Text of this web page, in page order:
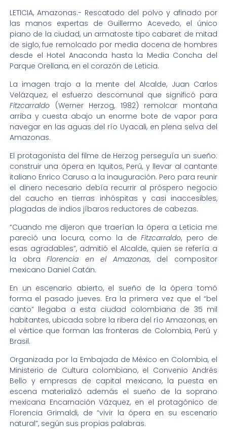
LETICIA, Amazonas.- Rescatado del polvo y afinado por
las manos expertas de Guillermo Acevedo, el único
piano de la ciudad, un armatoste tipo cabaret de mitad
de siglo, fue remolcado por media docena de hombres
desde el Hotel Anaconda hasta la Media Concha del
Parque Orellana, en el corazón de Leticia.
La imagen trajo a la mente del Alcalde, Juan Carlos
Velázquez, el esfuerzo descomunal que significó para
Fitzcarraldo(Werner Herzog, 1982) remolcar montaña
arriba y cuesta abajo un enorme bote de vapor para
navegar en las aguas del río Uyacali, en plena selva del
Amazonas.
El protagonista del filme de Herzog perseguía un sueño:
construir una ópera en Iquitos, Perú, y llevar al cantante
italiano Enrico Caruso a la inauguración. Pero para reunir
el dinero necesario debía recurrir al próspero negocio
del caucho en tierras inhóspitas y casi inaccesibles,
plagadas de indios jíbaros reductores de cabezas.
“Cuando me dijeron que traerían la ópera a Leticia me
pareció una locura, como la deFitzcarraldo, pero de
esas agradables”, admitió el Alcalde, quien se refería a
la obraFlorencia en el Amazonas, del compositor
mexicano Daniel Catán.
En un escenario abierto, el sueño de la ópera tomó
forma el pasado jueves. Era la primera vez que el “bel
canto” llegaba a esta ciudad colombiana de 35 mil
habitantes, ubicada sobre la ribera del río Amazonas, en
el vértice que forman las fronteras de Colombia, Perú y
Brasil.
Organizada por la Embajada de México en Colombia, el
Ministerio de Cultura colombiano, el Convenio Andrés
Bello y empresas de capital mexicano, la puesta en
escena materializó además el sueño de la soprano
mexicana Encarnación Vázquez, en el protagónico de
Florencia Grimaldi, de “vivir la ópera en su escenario
natural”, según sus propias palabras.